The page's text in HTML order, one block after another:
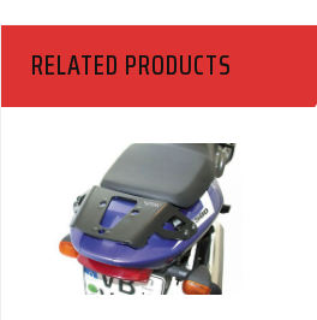
RELATED PRODUCTS